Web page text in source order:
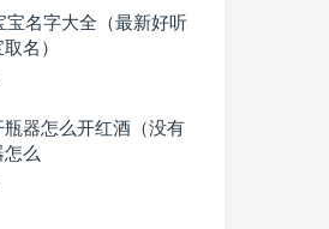
宝名字大全（最新好听
名）
瓶器怎么开红酒（没有
么